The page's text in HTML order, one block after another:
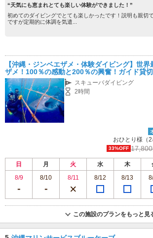
“天気にも恵まれとても楽しい体験ができました！”
初めてのダイビングでとても楽しかったです！説明も親切
ですが定期的に体調を気遣...
【沖縄・ジンベエザメ・体験ダイビング】世
ザメ！100％の感動と200％の興奮！ガイド貸
＆動画無料！！
スキューバダイビング
2時間
おひとり様（2
33%OFF
日 月 火 水 木
8/9
8/10 8/11 8/12 8/13
この施設のプランをもっと見